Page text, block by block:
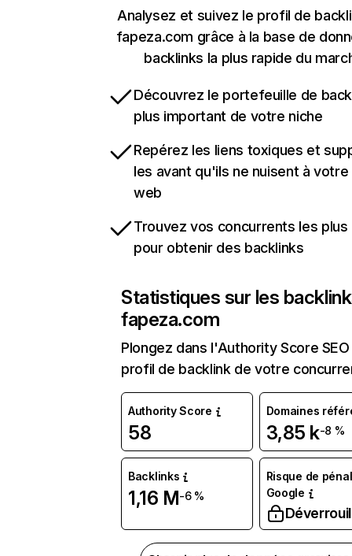
Analysez et suivez le profil de
fapeza.com grâce à la base de
backlinks la plus rapide du
Découvrez le portefeuille de
plus important de votre niche
Repérez les liens toxiques et
les avant qu'ils ne nuisent à
web
Trouvez vos concurrents les
pour obtenir des backlinks
Statistiques sur les
fapeza.com
Plongez dans l'Authority Score
profil de backlink de votre
Authority Score
58
Domaines
3,85 k-8 %
Backlinks
1,16 M-6 %
Risque de
Google